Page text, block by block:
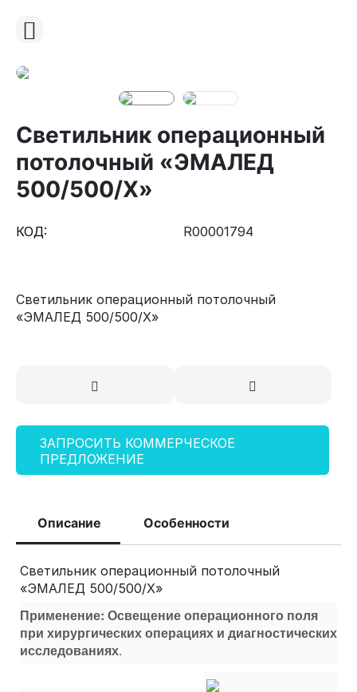
Светильник операционный
потолочный «ЭМАЛЕД
500/500/X»
КОД: R00001794
Светильник операционный потолочный
«ЭМАЛЕД 500/500/X»
ЗАПРОСИТЬ КОММЕРЧЕСКОЕ
ПРЕДЛОЖЕНИЕ
Описание Особенности
Светильник операционный потолочный
«ЭМАЛЕД 500/500/X»
Применение: Освещение операционного поля
при хирургических операциях и диагностических
исследованиях.